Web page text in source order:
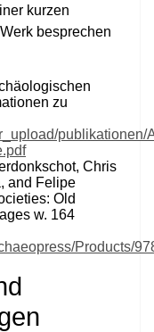
kurzen
besprechen
zu
publikationen/
Chris
and Felipe
Old
w. 164
Products/